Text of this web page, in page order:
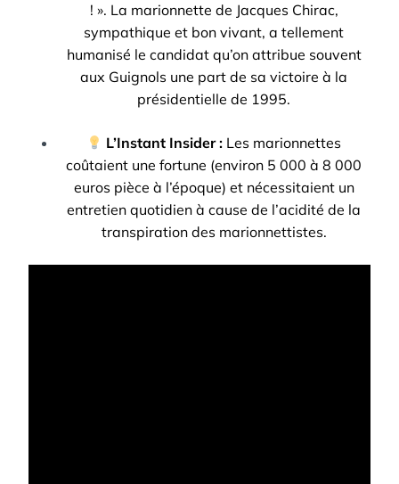
! ». La marionnette de Jacques Chirac,
sympathique et bon vivant, a tellement
humanisé le candidat qu’on attribue souvent
aux Guignols une part de sa victoire à la
présidentielle de 1995.
L’Instant Insider : Les marionnettes
coûtaient une fortune (environ 5 000 à 8 000
euros pièce à l’époque) et nécessitaient un
entretien quotidien à cause de l’acidité de la
transpiration des marionnettistes.